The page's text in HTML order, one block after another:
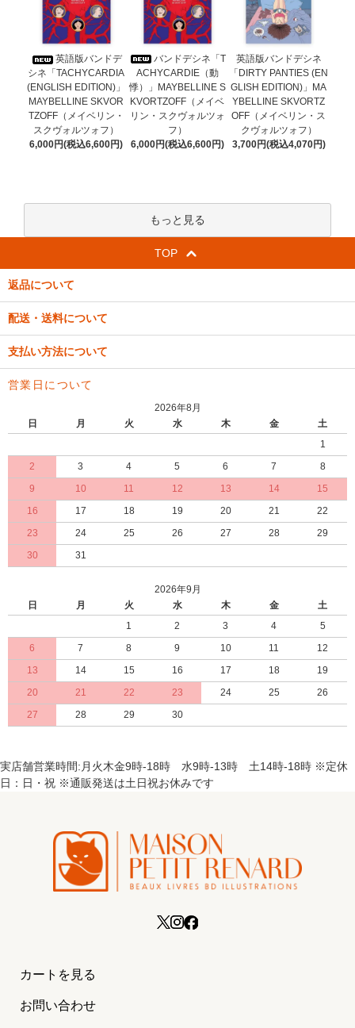
英語版バンドデ
シネ「TACHYCARDIA
(ENGLISH EDITION)」
MAYBELLINE SKVOR
TZOFF（メイベリン・
スクヴォルツォフ）
6,000円(税込6,600円)
バンドデシネ「T
ACHYCARDIE（動
悸）」MAYBELLINE S
KVORTZOFF（メイベ
リン・スクヴォルツォ
フ）
6,000円(税込6,600円)
英語版バンドデシネ
「DIRTY PANTIES (EN
GLISH EDITION)」MA
YBELLINE SKVORTZ
OFF（メイベリン・ス
クヴォルツォフ）
3,700円(税込4,070円)
もっと見る
TOP
返品について
配送・送料について
支払い方法について
営業日について
2026年8月
日
月 火 水 木 金
土
1
2
3 4 5 6 7
8
9
10 11 12 13 14
15
16
17 18 19 20 21
22
23
24 25 26 27 28
29
30
31
2026年9月
日
月 火 水 木 金
土
1
2 3 4
5
6
7 8 9 10 11
12
13
14 15 16 17 18
19
20
21 22 23 24 25
26
27
28 29 30
実店舗営業時間:月火木金9時-18時 水9時-13時 土14時-18時 ※定休
日：日・祝 ※通販発送は土日祝お休みです
カートを見る
お問い合わせ